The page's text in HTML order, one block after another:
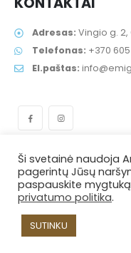
Adresas: Vingio g. 2,
EmigusDeco ©
Ši svetainė naudoja
pagerintų Jūsų
paspauskite
privatumo politika.
SUTINKU